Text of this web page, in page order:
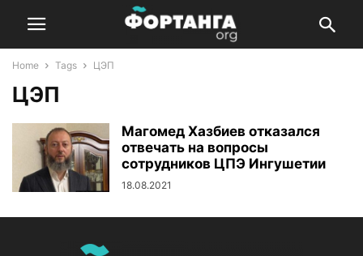
Home Tags ЦЭП
ЦЭП
Магомед Хазбиев отказался
отвечать на вопросы
сотрудников ЦПЭ Ингушетии
18.08.2021